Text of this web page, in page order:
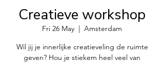
Creatieve workshop
Fri 26 May
  |
Amsterdam
Wil jij je innerlijke creatieveling de ruimte
geven? Hou je stiekem heel veel van